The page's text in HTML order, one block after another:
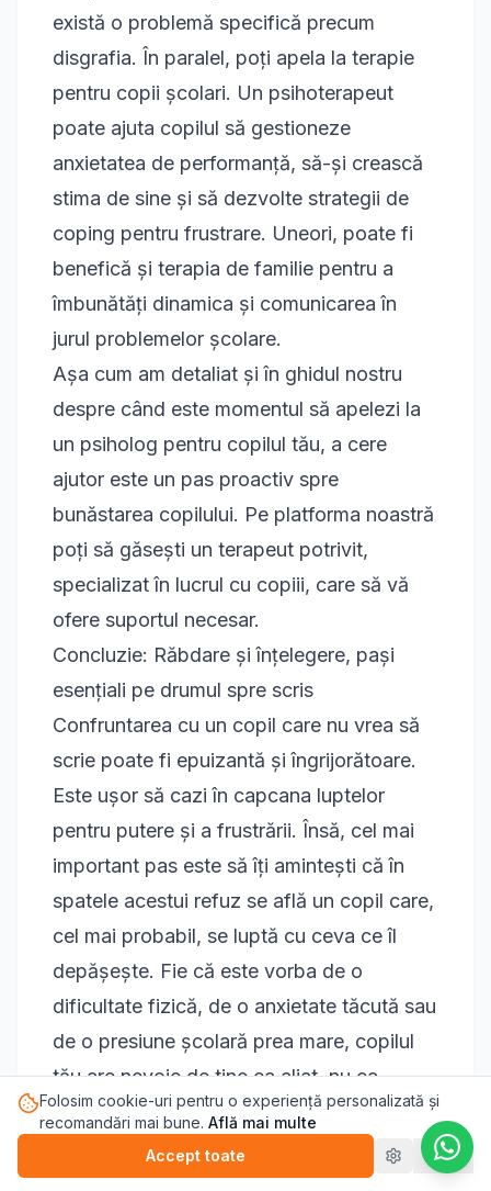
există o problemă specifică precum
disgrafia. În paralel, poți apela la terapie
pentru copii școlari. Un psihoterapeut
poate ajuta copilul să gestioneze
anxietatea de performanță, să-și crească
stima de sine și să dezvolte strategii de
coping pentru frustrare. Uneori, poate fi
benefică și terapia de familie pentru a
îmbunătăți dinamica și comunicarea în
jurul problemelor școlare.
Așa cum am detaliat și în ghidul nostru
despre când este momentul să apelezi la
un psiholog pentru copilul tău, a cere
ajutor este un pas proactiv spre
bunăstarea copilului. Pe platforma noastră
poți să găsești un terapeut potrivit,
specializat în lucrul cu copiii, care să vă
ofere suportul necesar.
Concluzie: Răbdare și înțelegere, pași
esențiali pe drumul spre scris
Confruntarea cu un copil care nu vrea să
scrie poate fi epuizantă și îngrijorătoare.
Este ușor să cazi în capcana luptelor
pentru putere și a frustrării. Însă, cel mai
important pas este să îți amintești că în
spatele acestui refuz se află un copil care,
cel mai probabil, se luptă cu ceva ce îl
depășește. Fie că este vorba de o
dificultate fizică, de o anxietate tăcută sau
de o presiune școlară prea mare, copilul
tău are nevoie de tine ca aliat, nu ca
adversar.
Abordarea acestei probleme necesită
răbdare, investigație și, mai presus de
Folosim cookie-uri pentru o experiență personalizată și
recomandări mai bune. Află mai multe
Accept toate
Refuz